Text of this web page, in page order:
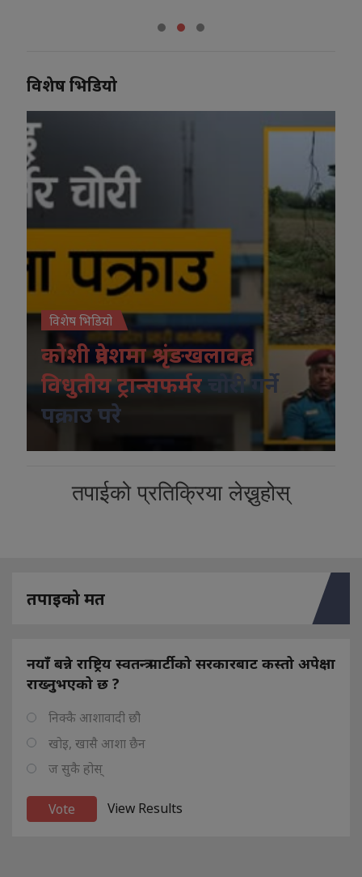
विशेष भिडियो
विशेष भिडियो
कोशी प्रदेशमा श्रृंङखलावद्व
विधुतीय ट्रान्सफर्मर
चोरी गर्ने
पक्राउ परे
तपाईको प्रतिक्रिया लेख्नुहोस्
तपाइको मत
नयाँ बन्ने राष्ट्रिय स्वतन्त्र पार्टीको सरकारबाट कस्तो अपेक्षा
राख्नुभएको छ ?
निक्कै आशावादी छौ
खोइ, खासै आशा छैन
ज सुकै होस्
View Results